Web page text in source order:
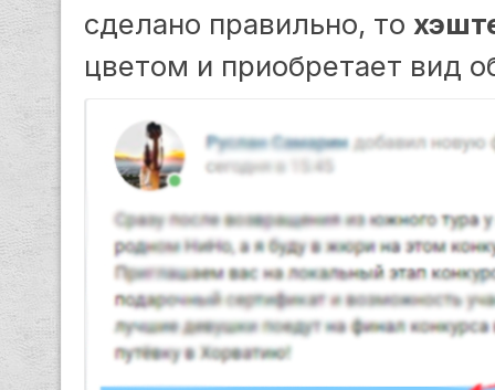
сделано правильно, то
цветом и приобретает вид